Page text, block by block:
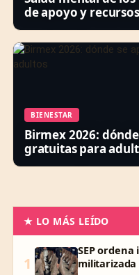
de apoyo y
BIENESTAR
Birmex 2026:
gratuitas para
★ LO MÁS LEÍDO
1
SEP
militarizada